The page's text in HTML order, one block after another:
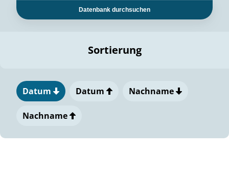
Datenbank durchsuchen
Sortierung
Datum Datum Nachname
Nachname